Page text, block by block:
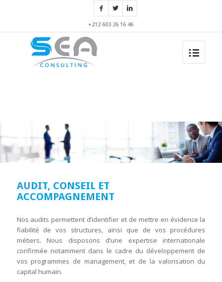
+212 603 26 16 46
AUDIT, CONSEIL ET
ACCOMPAGNEMENT
Nos audits permettent d’identifier et de mettre en évidence la
fiabilité de vos structures, ainsi que de vos procédures
métiers. Nous disposons d’une expertise internationale
confirmée notamment dans le cadre du développement de
vos programmes de management, et de la valorisation du
capital humain.